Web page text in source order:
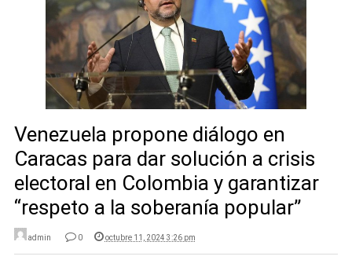
Venezuela propone diálogo en
Caracas para dar solución a crisis
electoral en Colombia y garantizar
“respeto a la soberanía popular”
admin 0 octubre 11, 2024 3:26 pm